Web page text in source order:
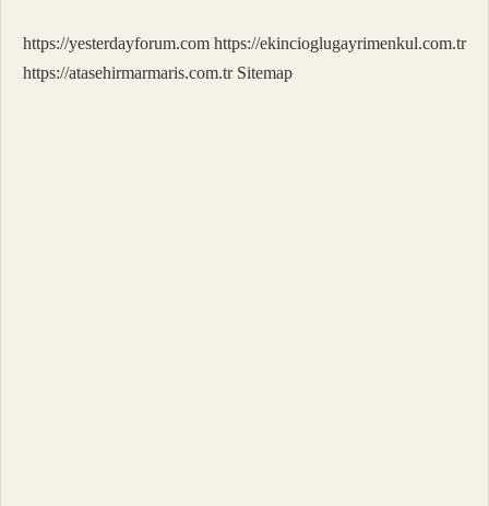
Ne
Denir
https://yesterdayforum.com https://ekincioglugayrimenkul.com.tr
https://atasehirmarmaris.com.tr Sitemap